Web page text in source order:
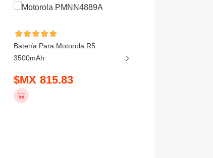
Batería Para Motorola R5
3500mAh
$MX 815.83